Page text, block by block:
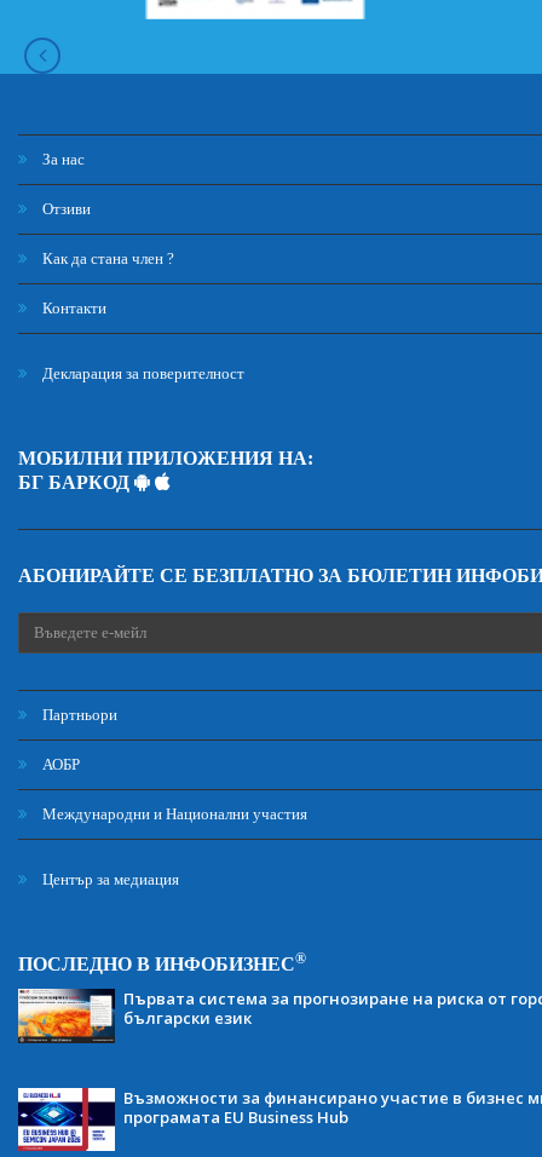
За нас
Отзиви
Как да стана член ?
Контакти
Декларация за поверителност
МОБИЛНИ ПРИЛОЖЕНИЯ НА:
БГ БАРКОД
АБОНИРАЙТЕ СЕ БЕЗПЛАТНО ЗА БЮЛЕТИН
Партньори
АОБР
Международни и Национални участия
Център за медиация
ПОСЛЕДНО В ИНФОБИЗНЕС®
Първата система за прогнозиране на риска от
български език
Възможности за финансирано участие в бизнес
програмата EU Business Hub